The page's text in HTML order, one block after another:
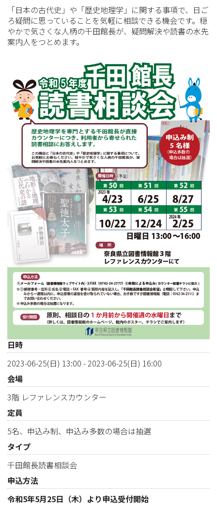
「日本の古代史」や「歴史地理学」に関する事項で、日ご
ろ疑問に思っていることを気軽に相談できる機会です。穏
やかで気さくな人柄の千田館長が、疑問解決や読書の水先
案内人をつとめます。
日時
2023-06-25(日) 13:00 -2023-06-25(日) 16:00
会場
3階 レファレンスカウンター
定員
5名、申込み制、申込み多数の場合は抽選
タイプ
千田館長読書相談会
申込方法
令和5年5月25日（木）より申込受付開始